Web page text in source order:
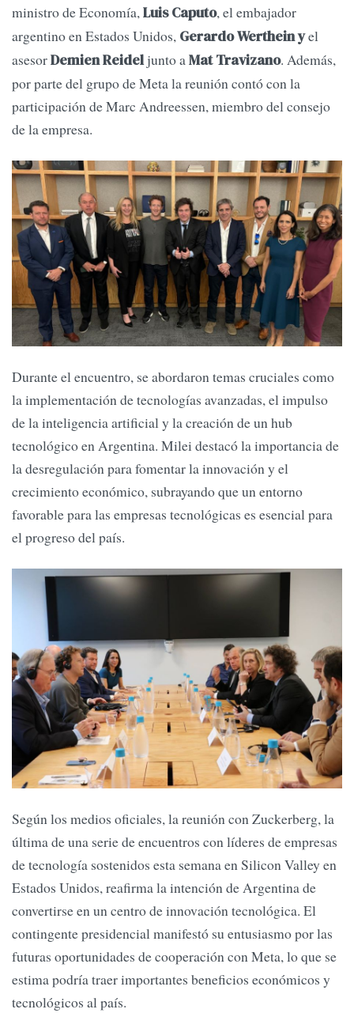
ministro de Economía,Luis Caputo, el embajador
argentino en Estados Unidos, Gerardo Werthein yel
asesorDemien Reideljunto aMat Travizano. Además,
por parte del grupo de Meta la reunión contó con la
participación de Marc Andreessen, miembro del consejo
de la empresa.
Durante el encuentro, se abordaron temas cruciales como
la implementación de tecnologías avanzadas, el impulso
de la inteligencia artificial y la creación de un hub
tecnológico en Argentina. Milei destacó la importancia de
la desregulación para fomentar la innovación y el
crecimiento económico, subrayando que un entorno
favorable para las empresas tecnológicas es esencial para
el progreso del país.
Según los medios oficiales, la reunión con Zuckerberg, la
última de una serie de encuentros con líderes de empresas
de tecnología sostenidos esta semana en Silicon Valley en
Estados Unidos, reafirma la intención de Argentina de
convertirse en un centro de innovación tecnológica. El
contingente presidencial manifestó su entusiasmo por las
futuras oportunidades de cooperación con Meta, lo que se
estima podría traer importantes beneficios económicos y
tecnológicos al país.